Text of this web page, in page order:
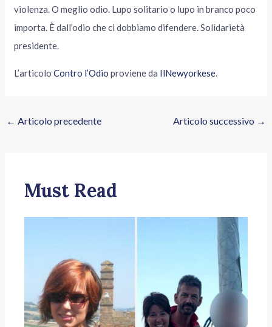
violenza. O meglio odio. Lupo solitario o lupo in branco poco
importa. È dall’odio che ci dobbiamo difendere. Solidarietà
presidente.
L’articoloContro l’Odio proviene da IlNewyorkese.
← Articolo precedente Articolo successivo →
Must Read